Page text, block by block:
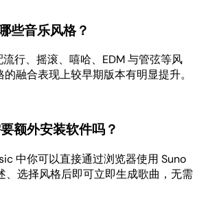
些音乐风格？
行、摇滚、嘻哈、EDM 与管弦等风
融合表现上较早期版本有明显提升。
额外安装软件吗？
中你可以直接通过浏览器使用 Suno
、选择风格后即可立即生成歌曲，无需